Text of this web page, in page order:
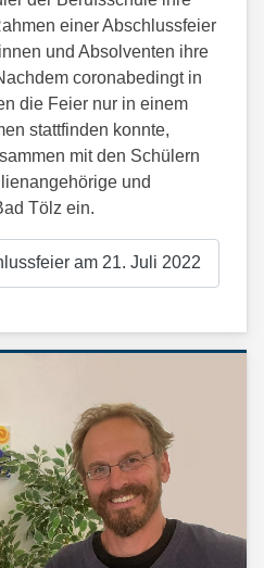
einer Abschlussfeier
und Absolventen ihre
coronabedingt in
die Feier nur in einem
stattfinden konnte,
mit den Schülern
und
Tölz ein.
am 21. Juli 2022